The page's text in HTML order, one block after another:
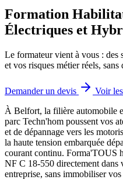
Formation
Électriques et
Le formateur vient à vous : des
et vos risques métier réels, sans
Demander un devis
Voir
À Belfort, la filière automobile
parc Techn'hom poussent vos
et de dépannage vers les
la haute tension embarquée
courant continu. Forma'TOUS
NF C 18-550 directement dans
entreprise, sans immobiliser